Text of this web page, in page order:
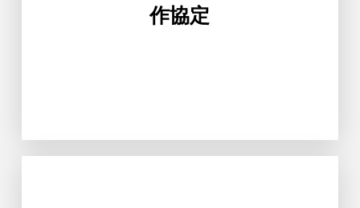
作協定